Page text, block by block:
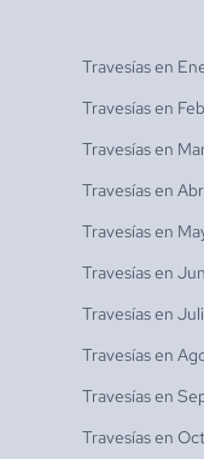
Travesías en
Travesías en
Travesías en
Travesías en
Travesías en
Travesías en
Travesías en
Travesías en
Travesías en
Travesías en